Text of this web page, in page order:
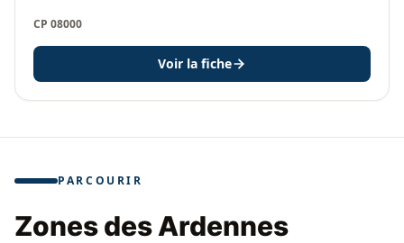
CP 08000
Voir la fiche
PARCOURIR
Zones des Ardennes